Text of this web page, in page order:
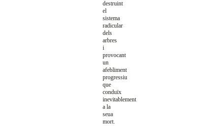
destruint
el
sistema
radicular
dels
arbres
i
provocant
un
afebliment
progressiu
que
conduïx
inevitablement
a la
seua
mort.